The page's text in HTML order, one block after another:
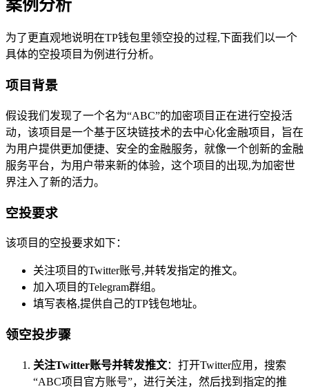
案例分析
为了更直观地说明在TP钱包里领空投的过程,下面我们以一个
具体的空投项目为例进行分析。
项目背景
假设我们发现了一个名为“ABC”的加密项目正在进行空投活
动，该项目是一个基于区块链技术的去中心化金融项目，旨在
为用户提供更加便捷、安全的金融服务，就像一个创新的金融
服务平台，为用户带来新的体验，这个项目的出现,为加密世
界注入了新的活力。
空投要求
该项目的空投要求如下：
关注项目的Twitter账号,并转发指定的推文。
加入项目的Telegram群组。
填写表格,提供自己的TP钱包地址。
领空投步骤
关注Twitter账号并转发推文：打开Twitter应用，搜索
“ABC项目官方账号”，进行关注，然后找到指定的推